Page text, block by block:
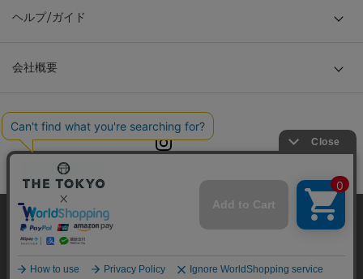
ヘルプ/ガイド
会社概要
© TOKYO BASE CO., LTD
当サイトはクッキー(cookie)を使用します。クッキーはサイト内
の一部の機能および、サイトの使用状況の分析からマーケティ
ング活動に利用することを目的としています。
プライバシーポリシーはこちら